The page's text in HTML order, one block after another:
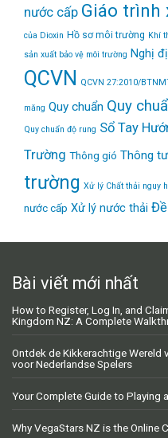
nước cấp Giáo trình
của Dioxin Hồ sơ môi trường Khí
sản xuất bảo vệ môi trường Nghị
QCVN QCVN 27:2010/
măng Quy chuẩn Quy
Quy chuẩn độ rung Sổ Tay
Trường Thông gió Thông tư
trường Xử lý Chất thải nguy
nước cấp Xử lý nước thải
Bài viết mới nhất
How to Register, Log In, and
Kingdom NZ: A Complete
Ontdek de Kikkerachtige Wereld
voor Nederlandse Spelers
Your Complete Guide to Playing
Why VegaStars NZ is the Online